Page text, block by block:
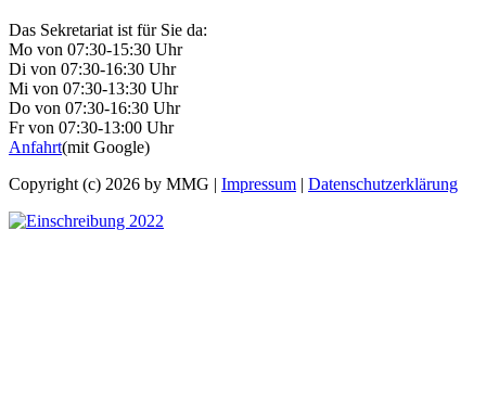
Das Sekretariat ist für Sie da:
Mo von 07:30-15:30 Uhr
Di von 07:30-16:30 Uhr
Mi von 07:30-13:30 Uhr
Do von 07:30-16:30 Uhr
Fr von 07:30-13:00 Uhr
Anfahrt(mit Google)
Copyright (c) 2026 by MMG | Impressum | Datenschutzerklärung